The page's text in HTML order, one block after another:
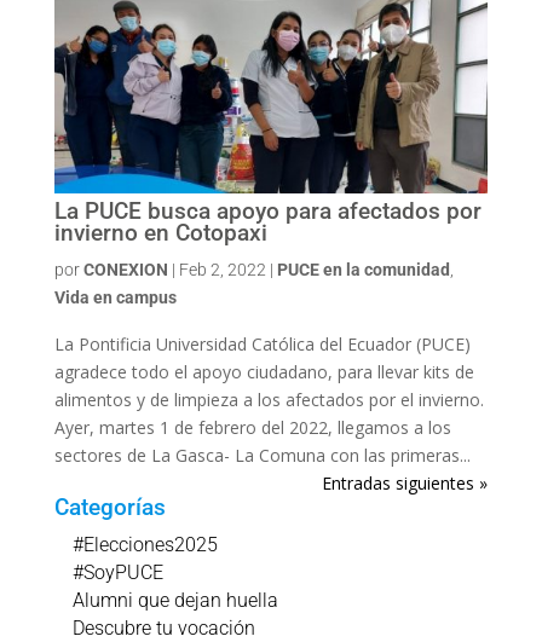
La PUCE busca apoyo para afectados por
invierno en Cotopaxi
porCONEXION | Feb 2, 2022 | PUCE en la comunidad,
Vida en campus
La Pontificia Universidad Católica del Ecuador (PUCE)
agradece todo el apoyo ciudadano, para llevar kits de
alimentos y de limpieza a los afectados por el invierno.
Ayer, martes 1 de febrero del 2022, llegamos a los
sectores de La Gasca- La Comuna con las primeras...
Entradas siguientes »
Categorías
#Elecciones2025
#SoyPUCE
Alumni que dejan huella
Descubre tu vocación